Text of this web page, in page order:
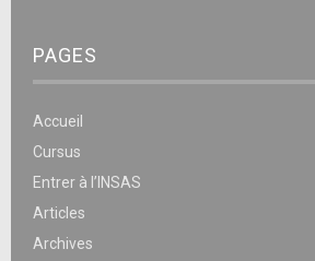
PAGES
Accueil
Cursus
Entrer à l’INSAS
Articles
Archives